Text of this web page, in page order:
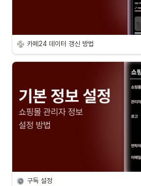
카페24 데이터 갱신 방법
구독 설정